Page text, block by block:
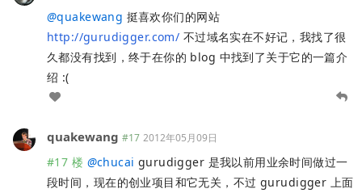
@quakewang 挺喜欢你们的网站
http://gurudigger.com/ 不过域名实在不好记，我找了很
久都没有找到，终于在你的 blog 中找到了关于它的一篇介
绍 :(
quakewang #17 2012年05月09日
#17 楼 @chucai gurudigger 是我以前用业余时间做过一
段时间，现在的创业项目和它无关，不过 gurudigger 上面